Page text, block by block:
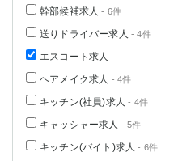
幹部候補求人 - 6件
送りドライバー求人 - 4件
エスコート求人
ヘアメイク求人 - 4件
キッチン(社員)求人 - 4件
キャッシャー求人 - 5件
キッチン(バイト)求人 - 6件